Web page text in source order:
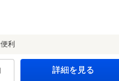
利
詳細を見る